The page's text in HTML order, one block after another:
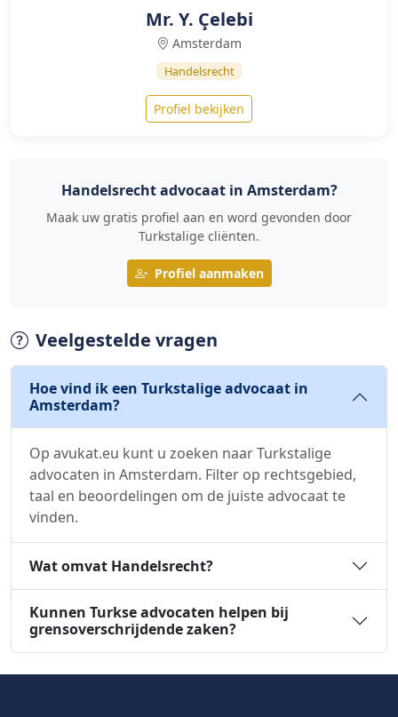
Mr. Y. Çelebi
Amsterdam
Handelsrecht
Profiel bekijken
Handelsrecht advocaat in Amsterdam?
Maak uw gratis profiel aan en word gevonden door
Turkstalige cliënten.
Profiel aanmaken
Veelgestelde vragen
Hoe vind ik een Turkstalige advocaat in
Amsterdam?
Op avukat.eu kunt u zoeken naar Turkstalige
advocaten in Amsterdam. Filter op rechtsgebied,
taal en beoordelingen om de juiste advocaat te
vinden.
Wat omvat Handelsrecht?
Kunnen Turkse advocaten helpen bij
grensoverschrijdende zaken?